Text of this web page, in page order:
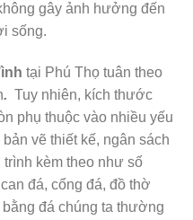
gây ảnh hưởng đến
sống.
tại Phú Thọ tuân theo
. Tuy nhiên, kích thước
phụ thuộc vào nhiều yếu
vẽ thiết kế, ngân sách
kèm theo như số
đá, cổng đá, đồ thờ
đá chúng ta thường